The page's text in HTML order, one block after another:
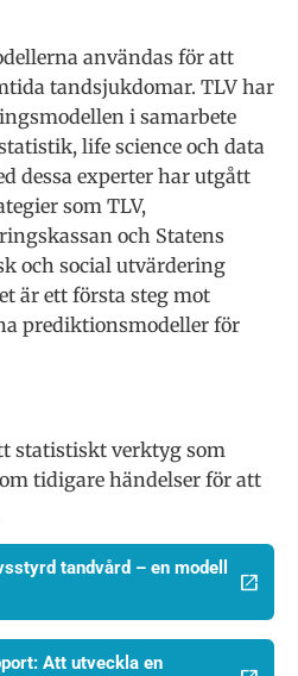
användas för att
tandsjukdomar. TLV har
i samarbete
life science och data
dessa experter har utgått
som TLV,
och Statens
och social utvärdering
är ett första steg mot
prediktionsmodeller för
statistiskt verktyg som
tidigare händelser för att
tandvård – en modell
Att utveckla en